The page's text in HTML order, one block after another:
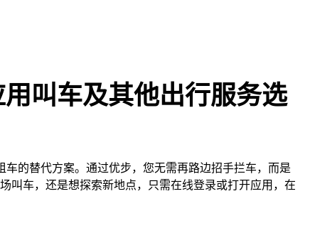
叫车及其他出行服务选
的替代方案。通过优步，您无需再路边招手拦车，而是
叫车，还是想探索新地点，只需在线登录或打开应用，在